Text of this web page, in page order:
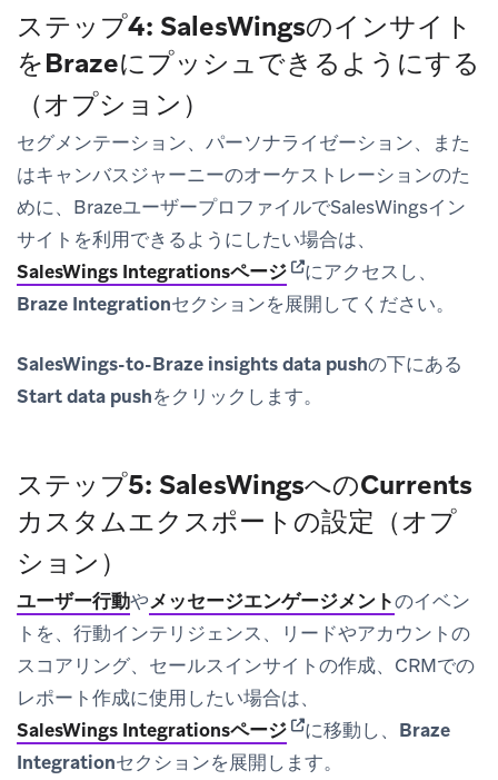
ステップ4: SalesWingsのインサイト
をBrazeにプッシュできるようにする
（オプション）
セグメンテーション、パーソナライゼーション、また
はキャンバスジャーニーのオーケストレーションのた
めに、BrazeユーザープロファイルでSalesWingsイン
サイトを利用できるようにしたい場合は、
SalesWings Integrationsページ(opens in new tab)
にアクセスし、
Braze Integrationセクションを展開してください。
SalesWings-to-Braze insights data pushの下にある
Start data pushをクリックします。
ステップ5: SalesWingsへのCurrents
カスタムエクスポートの設定（オプ
ション）
ユーザー行動やメッセージエンゲージメントのイベン
トを、行動インテリジェンス、リードやアカウントの
スコアリング、セールスインサイトの作成、CRMでの
レポート作成に使用したい場合は、
SalesWings Integrationsページ(opens in new tab)
に移動し、 Braze
Integrationセクションを展開します。